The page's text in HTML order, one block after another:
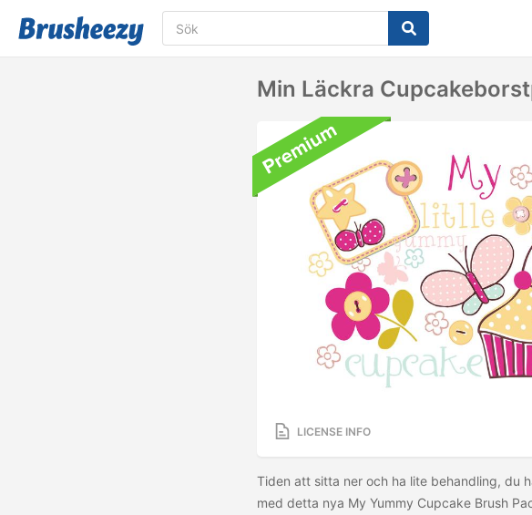
Min Läckra
LICENSE INFO
Tiden att sitta ner och ha lite behandling, du
med detta nya My Yummy Cupcake Brush